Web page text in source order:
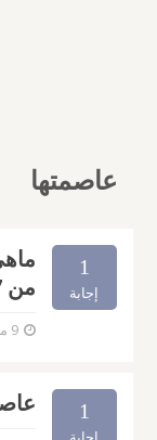
عاصمتها
1
إجابة
من 7 حروف
9 مايو، 2020
1